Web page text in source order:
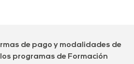
de pago y modalidades de
programas de Formación